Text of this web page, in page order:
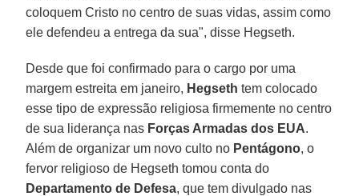
coloquem Cristo no centro de suas vidas, assim como
ele defendeu a entrega da sua", disse Hegseth.
Desde que foi confirmado para o cargo por uma
margem estreita em janeiro, Hegseth tem colocado
esse tipo de expressão religiosa firmemente no centro
de sua liderança nas Forças Armadas dos EUA.
Além de organizar um novo culto no Pentágono, o
fervor religioso de Hegseth tomou conta do
Departamento de Defesa, que tem divulgado nas